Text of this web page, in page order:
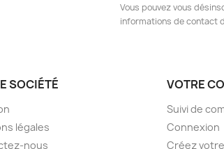
Vous pouvez vous
informations de contact
SOCIÉTÉ
légales
nous
VOTRE
Suivi de
Connexion
Créez